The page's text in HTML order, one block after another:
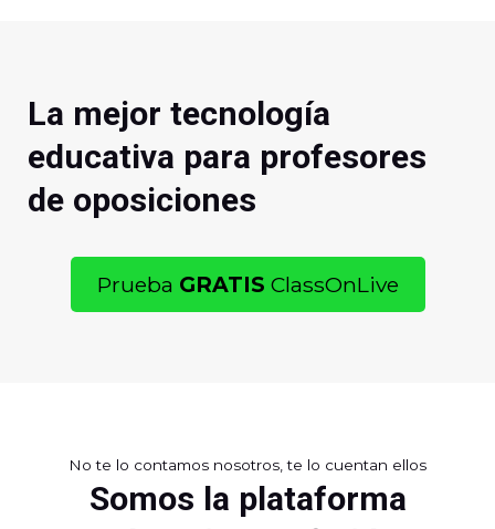
La mejor tecnología
educativa para profesores
de oposiciones
Prueba GRATIS ClassOnLive
No te lo contamos nosotros, te lo cuentan ellos
Somos la plataforma